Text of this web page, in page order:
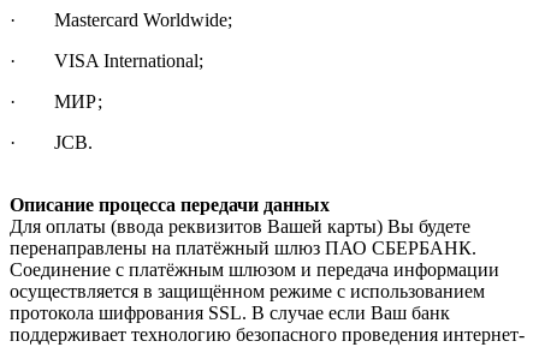
· Mastercard Worldwide;
· VISA International;
· МИР;
· JCB.
Описание процесса передачи данных
Для оплаты (ввода реквизитов Вашей карты) Вы будете
перенаправлены на платёжный шлюз ПАО СБЕРБАНК.
Соединение с платёжным шлюзом и передача информации
осуществляется в защищённом режиме с использованием
протокола шифрования SSL. В случае если Ваш банк
поддерживает технологию безопасного проведения интернет-